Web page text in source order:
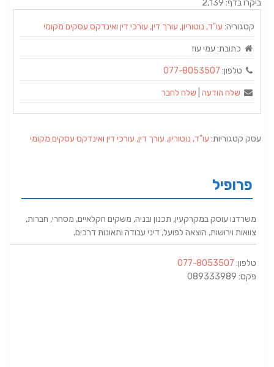
ביקרו בדף: 2,139
קטגוריה: עו"ד, נוטוריון, עורך דין, עורכי דין ואינדקס עסקים מקומי
כתובת: עמי עוז
טלפון: 077-8053507
שלח הודעה שלח לחבר
עסק קטגוריות: עו"ד, נוטוריון, עורך דין, עורכי דין ואינדקס עסקים מקומי
פרופיל
משרדנו עוסק במקרקעין, תכנון ובניה, משקים חקלאיים, מסחרי, חברות,
צוואות וירושות, הוצאה לפועל, דיני עבודה ותאונות דרכים.
טלפון: 077-8053507
פקס: 089333989